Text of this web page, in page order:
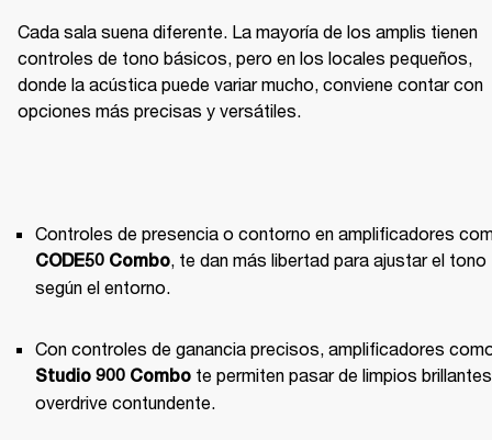
Cada sala suena diferente. La mayoría de los amplis tienen
controles de tono básicos, pero en los locales pequeños,
donde la acústica puede variar mucho, conviene contar con
opciones más precisas y versátiles.
CODE50 Combo, te dan más libertad para ajustar el tono
según el entorno.
Studio 900 Combo te permiten pasar de limpios
overdrive contundente.